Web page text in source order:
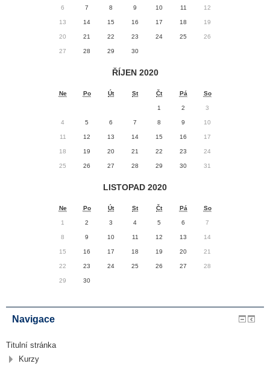
6 7 8 9 10 11 12
13 14 15 16 17 18 19
20 21 22 23 24 25 26
27 28 29 30
ŘÍJEN 2020
Ne Po Út St Čt Pá So
1 2 3
4 5 6 7 8 9 10
11 12 13 14 15 16 17
18 19 20 21 22 23 24
25 26 27 28 29 30 31
LISTOPAD 2020
Ne Po Út St Čt Pá So
1 2 3 4 5 6 7
8 9 10 11 12 13 14
15 16 17 18 19 20 21
22 23 24 25 26 27 28
29 30
Navigace
Titulní stránka
Kurzy